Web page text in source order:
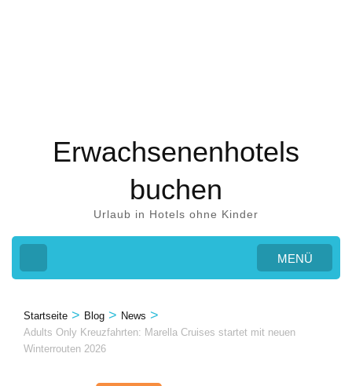
Erwachsenenhotels
buchen
Urlaub in Hotels ohne Kinder
MENÜ
Startseite > Blog > News >
Adults Only Kreuzfahrten: Marella Cruises startet mit neuen
Winterrouten 2026